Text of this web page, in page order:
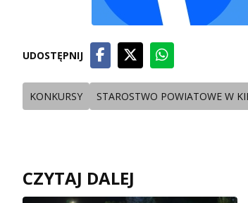
UDOSTĘPNIJ
KONKURSY STAROSTWO POWIATOWE W
CZYTAJ DALEJ